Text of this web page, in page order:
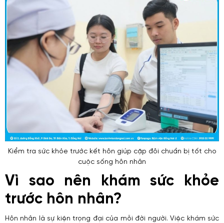
Kiểm tra sức khỏe trước kết hôn giúp cặp đôi chuẩn bị tốt cho
cuộc sống hôn nhân
Vì sao nên khám sức khỏe
trước hôn nhân?
Hôn nhân là sự kiện trọng đại của mỗi đời người. Việc khám sức